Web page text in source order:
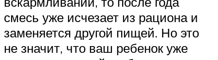
смесь уже исчезает из рациона и
заменяется другой пищей. Но это
не значит, что ваш ребенок уже